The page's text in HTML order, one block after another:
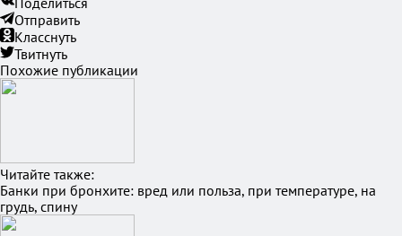
Отправить
Класснуть
Твитнуть
Похожие публикации
Читайте также:
Банки при бронхите: вред или польза, при температуре, на
грудь, спину